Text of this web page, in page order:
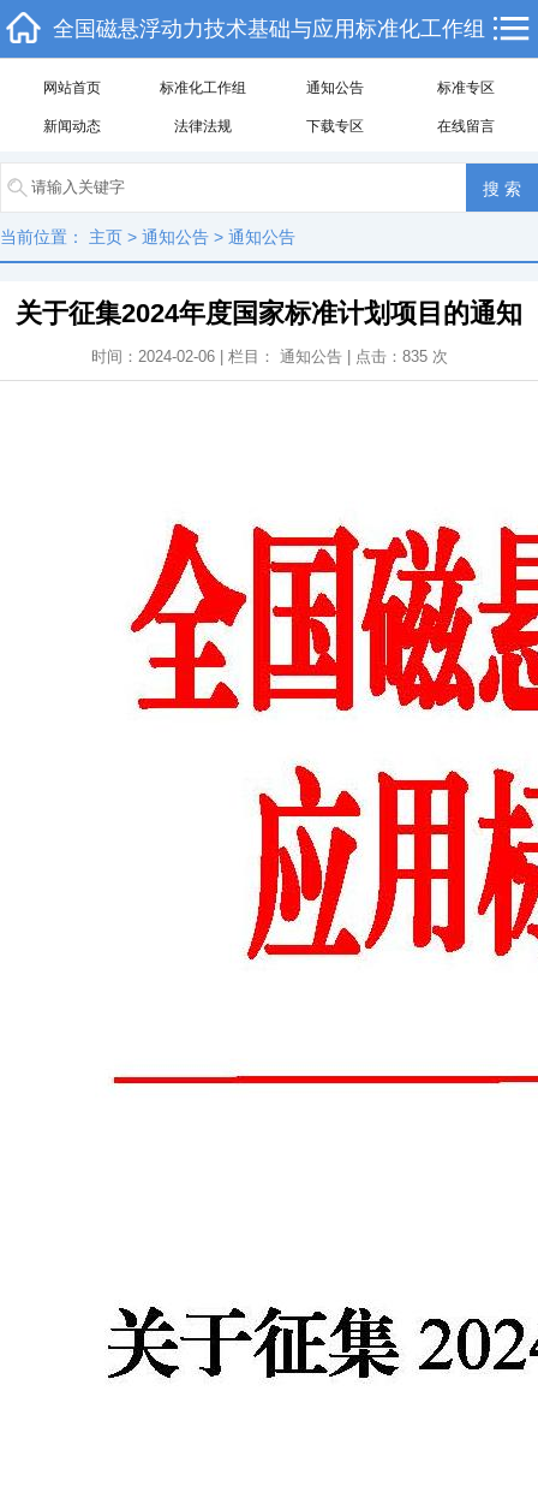
全国磁悬浮动力技术基础与应用标准化工作组
网站首页 标准化工作组 通知公告 标准专区
新闻动态 法律法规 下载专区 在线留言
当前位置： 主页 > 通知公告 > 通知公告
关于征集2024年度国家标准计划项目的通知
时间：2024-02-06 | 栏目： 通知公告| 点击： 835 次